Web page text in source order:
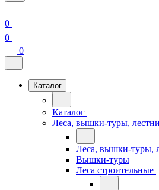
0
0
0
Каталог
Каталог
Леса, вышки-туры,
Леса, вышки-туры,
Вышки-туры
Леса строительные